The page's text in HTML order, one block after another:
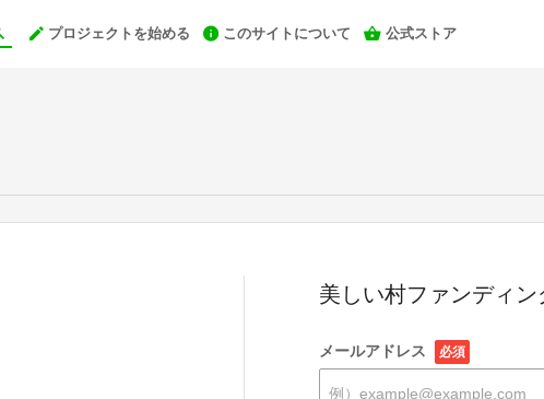
プロジェクトを始める このサイトについて 公式ストア
美しい村ファンディ
メールアドレス 必須